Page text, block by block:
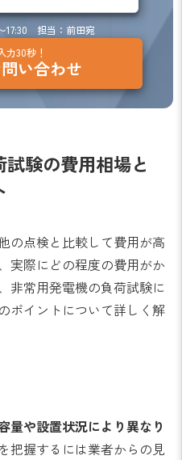
17:30 担当：前田宛
力30秒！
い合わせ
験の費用相場と
の点検と比較して費用が高
実際にどの程度の費用がか
非常用発電機の負荷試験に
ポイントについて詳しく解
量や設置状況により異なり
把握するには業者からの見